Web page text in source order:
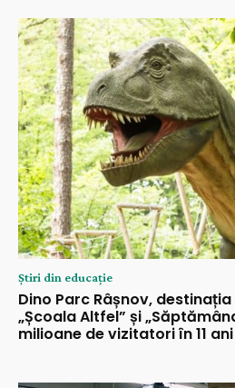
Știri din educație
Dino Parc Râșnov,
„Școala Altfel” și
milioane de vizitatori în 11 ani